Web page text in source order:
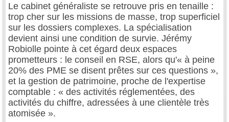
Le cabinet généraliste se retrouve pris en tenaille :
trop cher sur les missions de masse, trop superficiel
sur les dossiers complexes. La spécialisation
devient ainsi une condition de survie. Jérémy
Robiolle pointe à cet égard deux espaces
prometteurs : le conseil en RSE, alors qu'« à peine
20% des PME se disent prêtes sur ces questions »,
et la gestion de patrimoine, proche de l'expertise
comptable : « des activités réglementées, des
activités du chiffre, adressées à une clientèle très
atomisée ».